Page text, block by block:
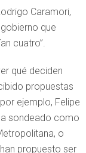
Caramori,
que
cuatro”.
qué deciden
propuestas
ejemplo, Felipe
sondeado como
o
propuesto ser